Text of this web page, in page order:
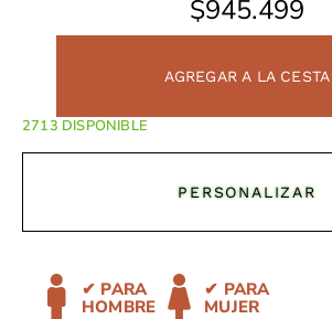
$945.499
AGREGAR A LA CESTA
DISPONIBLE
PERSONALIZAR
✔ PARA
HOMBRE
✔ PARA
MUJER